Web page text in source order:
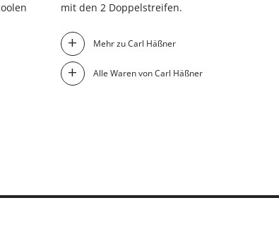
mit den 2 Doppelstreifen.
Mehr zu Carl Häßner
Alle Waren von Carl Häßner